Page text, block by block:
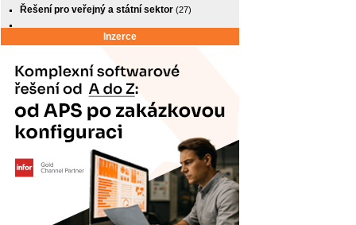
Řešení pro veřejný a státní sektor (27)
Inzerce